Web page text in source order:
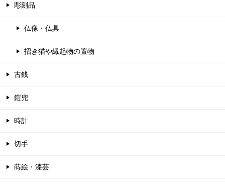
彫刻品
仏像・仏具
招き猫や縁起物の置物
古銭
鎧兜
時計
切手
蒔絵・漆芸